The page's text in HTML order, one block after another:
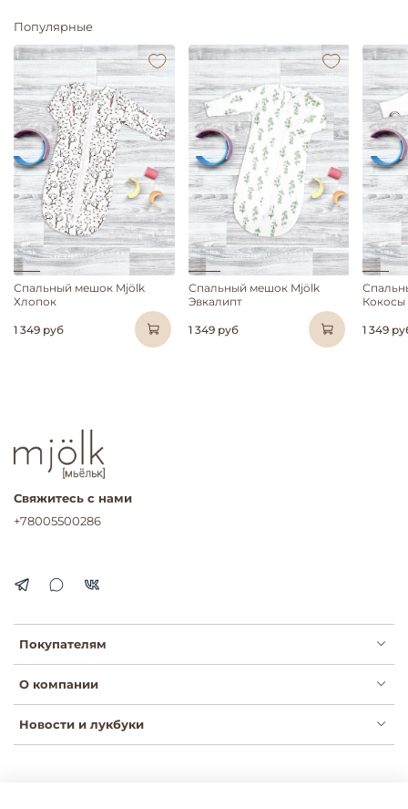
Популярные
Спальный мешок Mjölk
Хлопок
1 349 руб
Спальный мешок Mjölk
Эвкалипт
1 349 руб
Кокосы
1 349
Покупателям
О компании
Новости и лукбуки
Свяжитесь с нами
+78005500286